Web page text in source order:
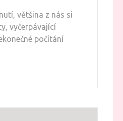
většina z nás si
vyčerpávající
počítání